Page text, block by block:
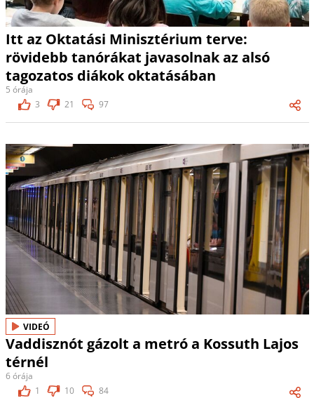
Itt az Oktatási Minisztérium terve:
rövidebb tanórákat javasolnak az alsó
tagozatos diákok oktatásában
5 órája
3
21 97
VIDEÓ
Vaddisznót gázolt a metró a Kossuth Lajos
térnél
6 órája
1
10 84